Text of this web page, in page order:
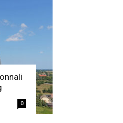
0